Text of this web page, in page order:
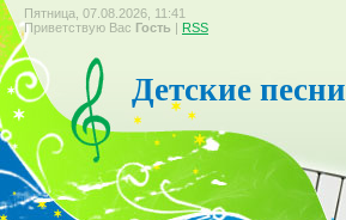
Пятница, 07.08.2026, 11:41
Приветствую Вас Гость | RSS
Детские песни